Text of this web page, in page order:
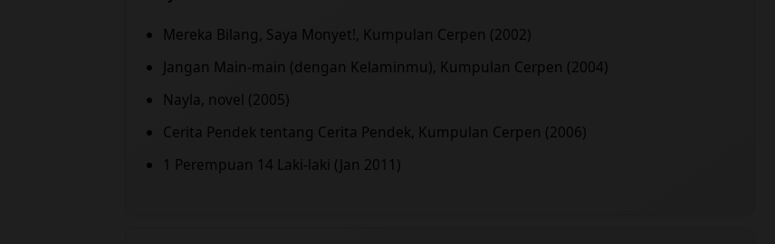
Mereka Bilang, Saya Monyet!, Kumpulan Cerpen (2002)
Jangan Main-main (dengan Kelaminmu), Kumpulan Cerpen (2004)
Nayla, novel (2005)
Cerita Pendek tentang Cerita Pendek, Kumpulan Cerpen (2006)
1 Perempuan 14 Laki-laki (Jan 2011)